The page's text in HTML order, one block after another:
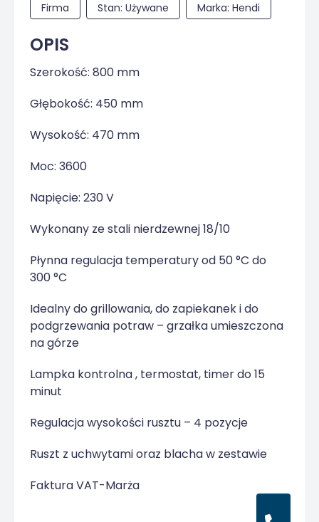
Firma Stan: Używane Marka: Hendi
OPIS
Szerokość: 800 mm
Głębokość: 450 mm
Wysokość: 470 mm
Moc: 3600
Napięcie: 230 V
Wykonany ze stali nierdzewnej 18/10
Płynna regulacja temperatury od 50 °C do
300 °C
Idealny do grillowania, do zapiekanek i do
podgrzewania potraw – grzałka umieszczona
na górze
Lampka kontrolna , termostat, timer do 15
minut
Regulacja wysokości rusztu – 4 pozycje
Ruszt z uchwytami oraz blacha w zestawie
Faktura VAT-Marża